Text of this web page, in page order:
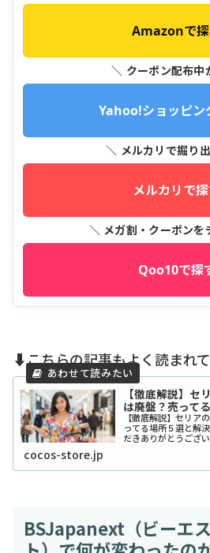
Amazonで
＼ クーポン配布中
Yahoo!ショッピン
＼ メルカリで掘り
メルカリで
＼ メガ割・クーポンを
Qoo10で探
⬇️こちらの記事もよく読まれ
【徹底解説】セ
は廃盤？売って
【徹底解説】セリア
ってる場所５選と解
だきありがとうござ
ィ！？」とSNSで爆
ベラーズノート風リ
cocos-store.jp
BSJapanext（ビーエ